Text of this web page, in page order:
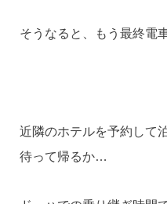
そうなると、もう最終電
近隣のホテルを予約して
待って帰るか…